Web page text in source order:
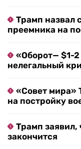
Трамп назвал
преемника на
«Оборот— $1-
нелегальный
«Совет мира»
на постройку
Трамп заявил,
закончится